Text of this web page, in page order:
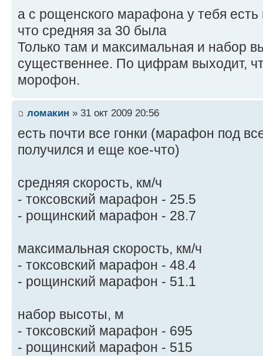
а с рощенского марафона у тебя
что средняя за 30 была
Только там и максимальная и набор
существеннее. По цифрам выходит,
морофон.
ломакин » 31 окт 2009 20:56
есть почти все гонки (марафон под
получился и еще кое-что)
средняя скорость, км/ч
- токсовский марафон - 25.5
- рощинский марафон - 28.7
максимальная скорость, км/ч
- токсовский марафон - 48.4
- рощинский марафон - 51.1
набор высоты, м
- токсовский марафон - 695
- рощинский марафон - 515